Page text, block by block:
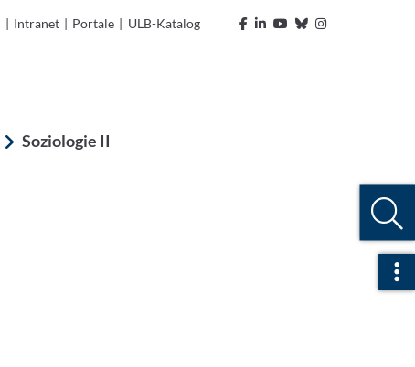
| Intranet | Portale | ULB-Katalog
Soziologie II